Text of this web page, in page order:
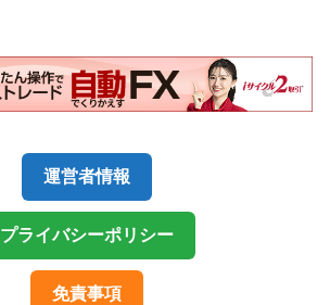
運営者情報
プライバシーポリシー
免責事項